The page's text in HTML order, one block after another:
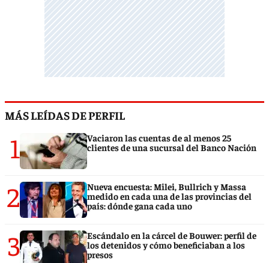
MÁS LEÍDAS DE PERFIL
1
Vaciaron las cuentas de al menos 25
clientes de una sucursal del Banco Nación
2
Nueva encuesta: Milei, Bullrich y Massa
medido en cada una de las provincias del
país: dónde gana cada uno
3
Escándalo en la cárcel de Bouwer: perfil de
los detenidos y cómo beneficiaban a los
presos